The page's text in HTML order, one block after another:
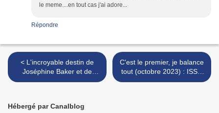
le meme....en tout cas j'ai adore...
Répondre
< L'incroyable destin de
Joséphine Baker et de
Katherine Johnson de
C'est le premier, je balance
tout (octobre 2023) : ISSN
2607-0006 >
Hébergé par Canalblog